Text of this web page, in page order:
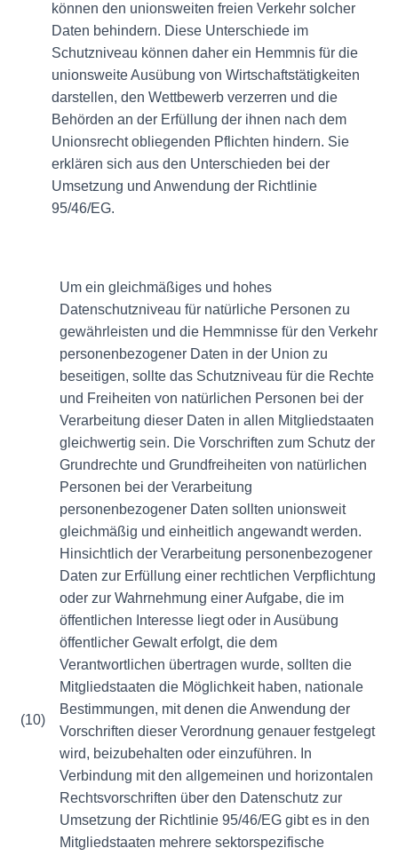
können den unionsweiten freien Verkehr solcher
Daten behindern. Diese Unterschiede im
Schutzniveau können daher ein Hemmnis für die
unionsweite Ausübung von Wirtschaftstätigkeiten
darstellen, den Wettbewerb verzerren und die
Behörden an der Erfüllung der ihnen nach dem
Unionsrecht obliegenden Pflichten hindern. Sie
erklären sich aus den Unterschieden bei der
Umsetzung und Anwendung der Richtlinie
95/46/EG.
(10)
Um ein gleichmäßiges und hohes
Datenschutzniveau für natürliche Personen zu
gewährleisten und die Hemmnisse für den Verkehr
personenbezogener Daten in der Union zu
beseitigen, sollte das Schutzniveau für die Rechte
und Freiheiten von natürlichen Personen bei der
Verarbeitung dieser Daten in allen Mitgliedstaaten
gleichwertig sein. Die Vorschriften zum Schutz der
Grundrechte und Grundfreiheiten von natürlichen
Personen bei der Verarbeitung
personenbezogener Daten sollten unionsweit
gleichmäßig und einheitlich angewandt werden.
Hinsichtlich der Verarbeitung personenbezogener
Daten zur Erfüllung einer rechtlichen Verpflichtung
oder zur Wahrnehmung einer Aufgabe, die im
öffentlichen Interesse liegt oder in Ausübung
öffentlicher Gewalt erfolgt, die dem
Verantwortlichen übertragen wurde, sollten die
Mitgliedstaaten die Möglichkeit haben, nationale
Bestimmungen, mit denen die Anwendung der
Vorschriften dieser Verordnung genauer festgelegt
wird, beizubehalten oder einzuführen. In
Verbindung mit den allgemeinen und horizontalen
Rechtsvorschriften über den Datenschutz zur
Umsetzung der Richtlinie 95/46/EG gibt es in den
Mitgliedstaaten mehrere sektorspezifische